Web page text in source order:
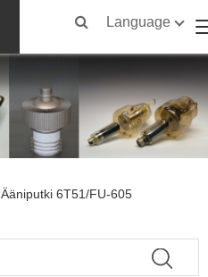
Language
Ääniputki 6T51/FU-605